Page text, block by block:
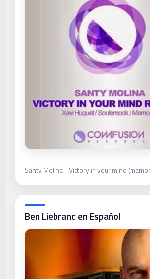
Santy Molina - Victory in your mind
Ben Liebrand en Español